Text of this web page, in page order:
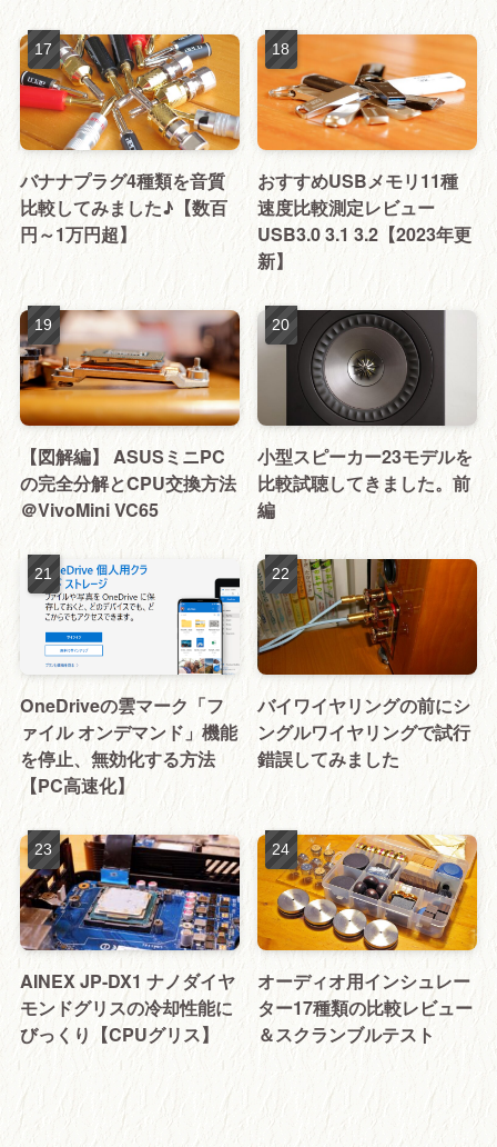
バナナプラグ4種類を音質
比較してみました♪【数百
円～1万円超】
おすすめUSBメモリ11種
速度比較測定レビュー
USB3.0 3.1 3.2【2023年更
新】
【図解編】 ASUSミニPC
の完全分解とCPU交換方法
＠VivoMini VC65
小型スピーカー23モデルを
比較試聴してきました。前
編
OneDriveの雲マーク「フ
ァイル オンデマンド」機能
を停止、無効化する方法
【PC高速化】
バイワイヤリングの前にシ
ングルワイヤリングで試行
錯誤してみました
AINEX JP-DX1 ナノダイヤ
モンドグリスの冷却性能に
びっくり【CPUグリス】
オーディオ用インシュレー
ター17種類の比較レビュー
＆スクランブルテスト